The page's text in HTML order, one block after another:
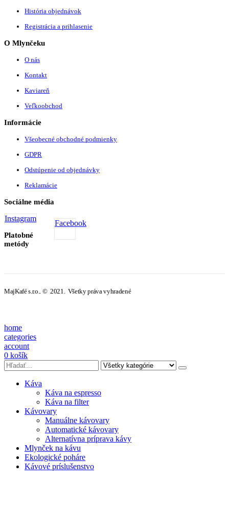
História objednávok
Registrácia a prihlasenie
O Mlynčeku
O nás
Kontakt
Kaviareň
Veľkoobchod
Informácie
Všeobecné obchodné podmienky
GDPR
Odstúpenie od objednávky
Reklamácie
Sociálne média
Facebook
Instagram
Platobné
metódy
MajKafé s.r.o.. © 2021. Všetky práva vyhradené
home
categories
account
0 košík
Káva
Káva na espresso
Káva na filter
Kávovary
Manuálne kávovary
Automatické kávovary
Alternatívna príprava kávy
Mlynček na kávu
Ekologické poháre
Kávové príslušenstvo